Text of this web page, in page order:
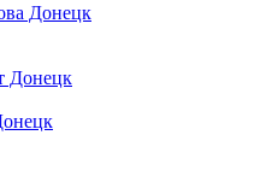
Донецк